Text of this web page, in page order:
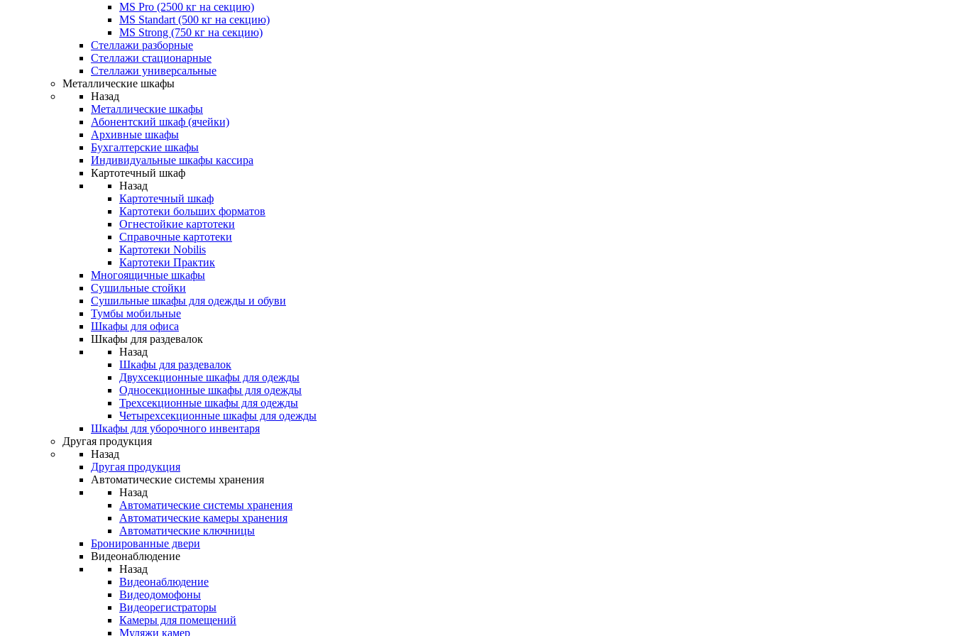
MS Pro (2500 кг на секцию)
MS Standart (500 кг на секцию)
MS Strong (750 кг на секцию)
Стеллажи разборные
Стеллажи стационарные
Стеллажи универсальные
Металлические шкафы
Назад
Металлические шкафы
Абонентский шкаф (ячейки)
Архивные шкафы
Бухгалтерские шкафы
Индивидуальные шкафы кассира
Картотечный шкаф
Назад
Картотечный шкаф
Картотеки больших форматов
Огнестойкие картотеки
Справочные картотеки
Картотеки Nobilis
Картотеки Практик
Многоящичные шкафы
Сушильные стойки
Сушильные шкафы для одежды и обуви
Тумбы мобильные
Шкафы для офиса
Шкафы для раздевалок
Назад
Шкафы для раздевалок
Двухсекционные шкафы для одежды
Односекционные шкафы для одежды
Трехсекционные шкафы для одежды
Четырехсекционные шкафы для одежды
Шкафы для уборочного инвентаря
Другая продукция
Назад
Другая продукция
Автоматические системы хранения
Назад
Автоматические системы хранения
Автоматические камеры хранения
Автоматические ключницы
Бронированные двери
Видеонаблюдение
Назад
Видеонаблюдение
Видеодомофоны
Видеорегистраторы
Камеры для помещений
Муляжи камер